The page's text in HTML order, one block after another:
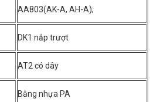
AA803(AK-A, AH-A);
DK1 nắp trượt
AT2 có dây
Bằng nhựa PA